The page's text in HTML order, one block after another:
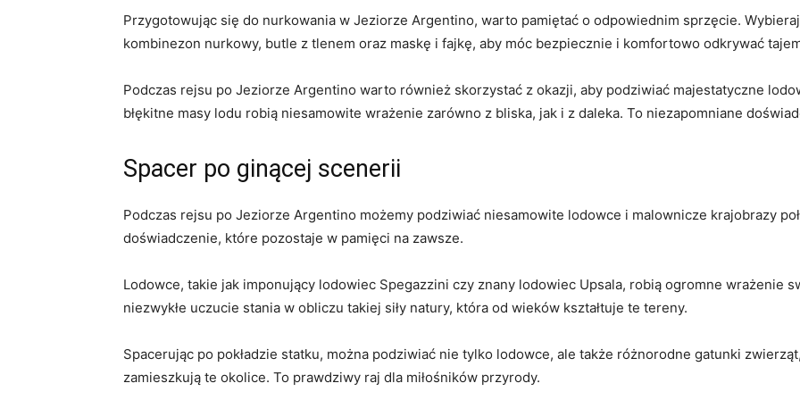
Przygotowując się do nurkowania w Jeziorze Argentino, warto pamiętać o odpowiednim sprzęcie.
kombinezon nurkowy, butle ‌z tlenem⁤ oraz maskę ⁣i fajkę, aby móc bezpiecznie i komfortowo odkrywać
Podczas rejsu po ‍Jeziorze Argentino⁤ warto również skorzystać z okazji, aby podziwiać majestatyczne
⁤błękitne masy lodu robią niesamowite wrażenie zarówno z bliska, jak i z daleka. To​ niezapomniane
Spacer po ginącej‌ scenerii
Podczas rejsu po Jeziorze Argentino ⁢możemy podziwiać niesamowite lodowce i malownicze ⁢krajobrazy⁢
doświadczenie, które‌ pozostaje w pamięci na​ zawsze.
Lodowce, takie jak imponujący ⁣lodowiec Spegazzini czy znany ⁤lodowiec Upsala, ⁣robią ogromne wrażenie
niezwykłe uczucie stania w obliczu takiej‌ siły natury, ‍która‌ od​ wieków kształtuje ⁢te tereny.
Spacerując po pokładzie statku, można podziwiać‌ nie tylko lodowce,⁣ ale także różnorodne gatunki
zamieszkują te okolice. To prawdziwy raj⁤ dla miłośników ​przyrody.